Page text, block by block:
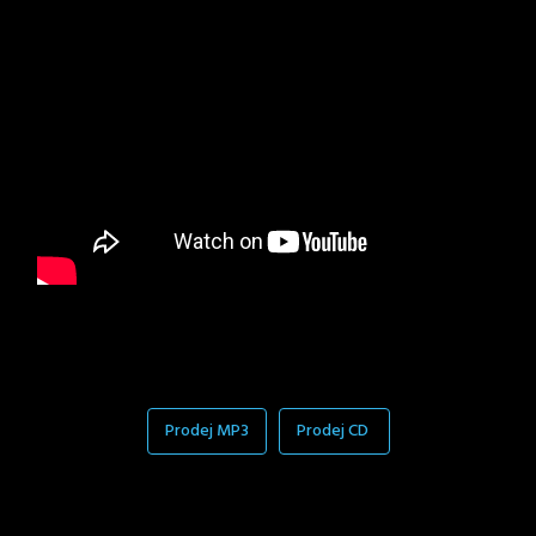
Prodej MP3 Prodej CD